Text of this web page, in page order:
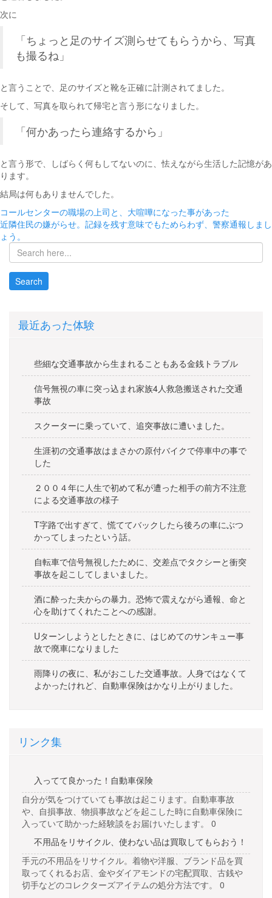
次に
「ちょっと足のサイズ測らせてもらうから、写真
も撮るね」
と言うことで、足のサイズと靴を正確に計測されてました。
そして、写真を取られて帰宅と言う形になりました。
「何かあったら連絡するから」
と言う形で、しばらく何もしてないのに、怯えながら生活した記憶があ
ります。
結局は何もありませんでした。
投
稿
ナ
ビ
ゲ
コールセンターの職場の上司と、大喧嘩になった事があった
近隣住民の嫌がらせ。記録を残す意味でもためらわず、警察通報しまし
ょう。
最近あった体験
些細な交通事故から生まれることもある金銭トラブル
信号無視の車に突っ込まれ家族4人救急搬送された交通
事故
スクーターに乗っていて、追突事故に遭いました。
生涯初の交通事故はまさかの原付バイクで停車中の事で
した
２００４年に人生で初めて私が遭った相手の前方不注意
による交通事故の様子
T字路で出すぎて、慌ててバックしたら後ろの車にぶつ
かってしまったという話。
自転車で信号無視したために、交差点でタクシーと衝突
事故を起こしてしまいました。
酒に酔った夫からの暴力。恐怖で震えながら通報、命と
心を助けてくれたことへの感謝。
Uターンしようとしたときに、はじめてのサンキュー事
故で廃車になりました
雨降りの夜に、私がおこした交通事故。人身ではなくて
よかったけれど、自動車保険はかなり上がりました。
リンク集
入ってて良かった！自動車保険
自分が気をつけていても事故は起こります。自動車事故
や、自損事故、物損事故などを起こした時に自動車保険に
入っていて助かった経験談をお届けいたします。 0
不用品をリサイクル、使わない品は買取してもらおう！
手元の不用品をリサイクル。着物や洋服、ブランド品を買
取ってくれるお店、金やダイアモンドの宅配買取、古銭や
切手などのコレクターズアイテムの処分方法です。 0